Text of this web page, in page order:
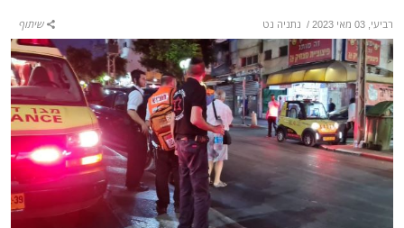
רביעי, 03 מאי 2023 / נתניה נט שיתוף